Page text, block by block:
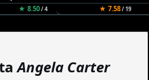
★ 8.50/ 4 ★ 7.58/ 19
Angela Carter